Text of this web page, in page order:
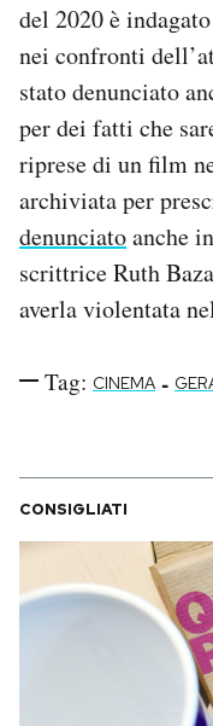
del 2020 è
nei confronti
stato denunciato
per dei fatti che
riprese di un film
archiviata per
denunciatoanche
scrittrice Ruth
averla violentata
Tag: CINEMA -
CONSIGLIATI